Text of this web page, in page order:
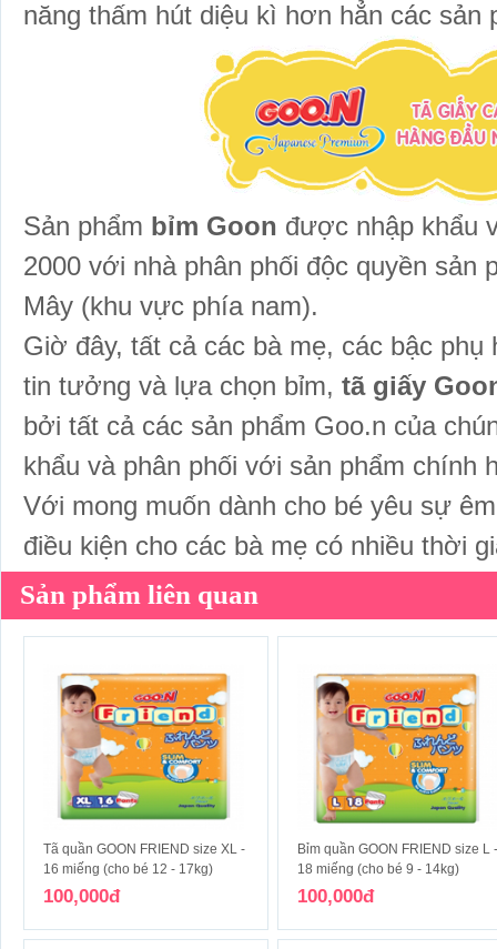
năng thấm hút diệu kì hơn hẳn các sản
Sản phẩm bỉm Goon được nhập khẩu
2000 với nhà phân phối độc quyền sản
Mây (khu vực phía nam).
Giờ đây, tất cả các bà mẹ, các bậc phụ
tin tưởng và lựa chọn bỉm, tã giấy
bởi tất cả các sản phẩm Goo.n của
khẩu và phân phối với sản phẩm chính
Với mong muốn dành cho bé yêu sự
điều kiện cho các bà mẹ có nhiều thời
Sản phẩm liên quan
Tã quần GOON FRIEND size XL -
16 miếng (cho bé 12 - 17kg)
100,000đ
Bỉm quần GOON FRIEND size L -
18 miếng (cho bé 9 - 14kg)
100,000đ